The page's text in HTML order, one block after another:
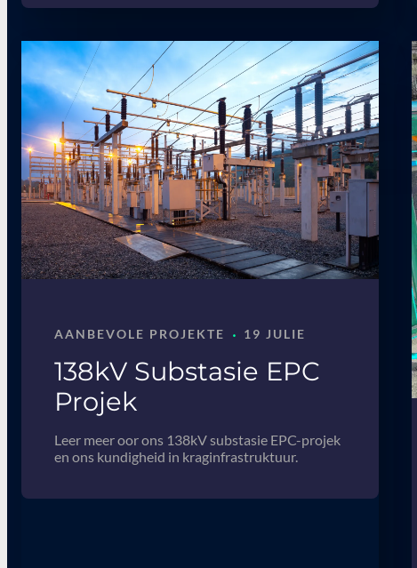
138kV Substasie EPC
Projek
AANBEVOLE PROJEKTE · 19 JULIE
Leer meer oor ons 138kV substasie EPC-projek
en ons kundigheid in kraginfrastruktuur.